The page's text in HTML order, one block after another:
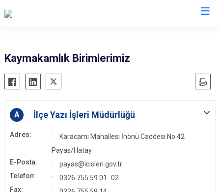
Altınözü
Belen
Dörtyol
Erzin
Hassa
Payas
Arsuz
Defne
Kaymakamlık Birimlerimiz
A İlçe Yazı İşleri Müdürlüğü
Adres:
Karacami Mahallesi İnönü Caddesi No:42
Payas/Hatay
E-Posta:
payas@icisleri.gov.tr
Telefon:
0326 755 59 01- 02
Fax: